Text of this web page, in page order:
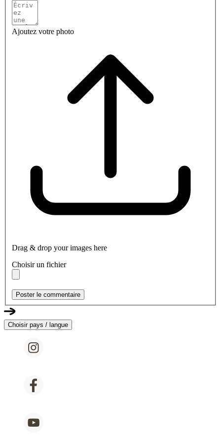
Ajoutez votre photo
Drag & drop your images here
Choisir un fichier
Poster le commentaire
Choisir pays / langue